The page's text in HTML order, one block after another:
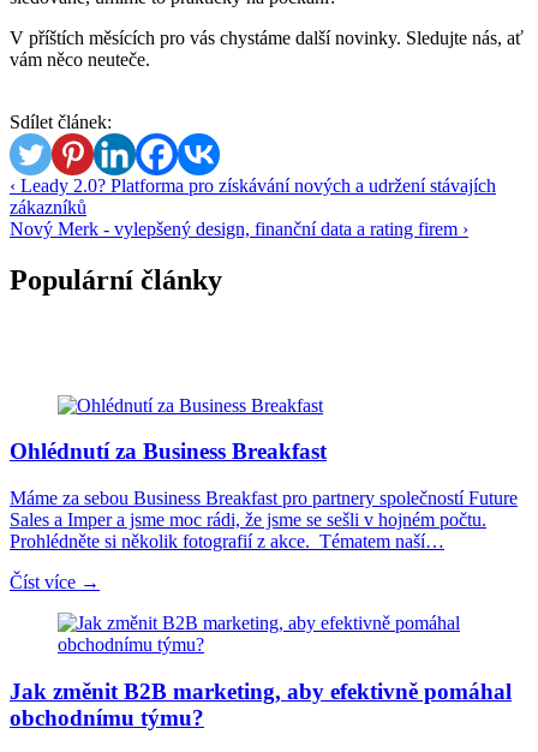
V příštích měsících pro vás chystáme další novinky. Sledujte nás, ať
vám něco neuteče.
Sdílet článek:
‹ Leady 2.0? Platforma pro získávání nových a udržení stávajích
zákazníků
Nový Merk - vylepšený design, finanční data a rating firem ›
Populární články
Ohlédnutí za Business Breakfast
Máme za sebou Business Breakfast pro partnery společností Future
Sales a Imper a jsme moc rádi, že jsme se sešli v hojném počtu.
Prohlédněte si několik fotografií z akce. Tématem naší…
Číst více →
Jak změnit B2B marketing, aby efektivně pomáhal
obchodnímu týmu?